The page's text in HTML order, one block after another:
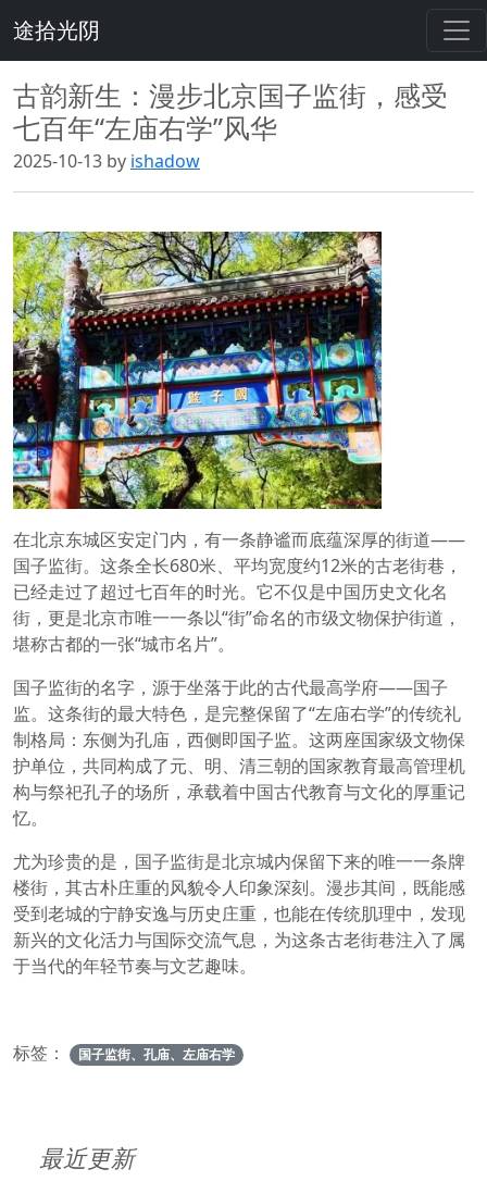
途拾光阴
古韵新生：漫步北京国子监街，感受
七百年“左庙右学”风华
2025-10-13 by ishadow
在北京东城区安定门内，有一条静谧而底蕴深厚的街道——
国子监街。这条全长680米、平均宽度约12米的古老街巷，
已经走过了超过七百年的时光。它不仅是中国历史文化名
街，更是北京市唯一一条以“街”命名的市级文物保护街道，
堪称古都的一张“城市名片”。
国子监街的名字，源于坐落于此的古代最高学府——国子
监。这条街的最大特色，是完整保留了“左庙右学”的传统礼
制格局：东侧为孔庙，西侧即国子监。这两座国家级文物保
护单位，共同构成了元、明、清三朝的国家教育最高管理机
构与祭祀孔子的场所，承载着中国古代教育与文化的厚重记
忆。
尤为珍贵的是，国子监街是北京城内保留下来的唯一一条牌
楼街，其古朴庄重的风貌令人印象深刻。漫步其间，既能感
受到老城的宁静安逸与历史庄重，也能在传统肌理中，发现
新兴的文化活力与国际交流气息，为这条古老街巷注入了属
于当代的年轻节奏与文艺趣味。
标签： 国子监街、孔庙、左庙右学
最近更新